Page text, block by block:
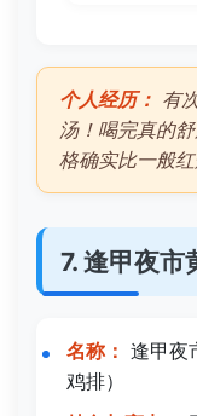
个人经历： 有
汤！喝完真的
格确实比一般
7. 逢甲夜市
名称： 逢甲夜
鸡排）